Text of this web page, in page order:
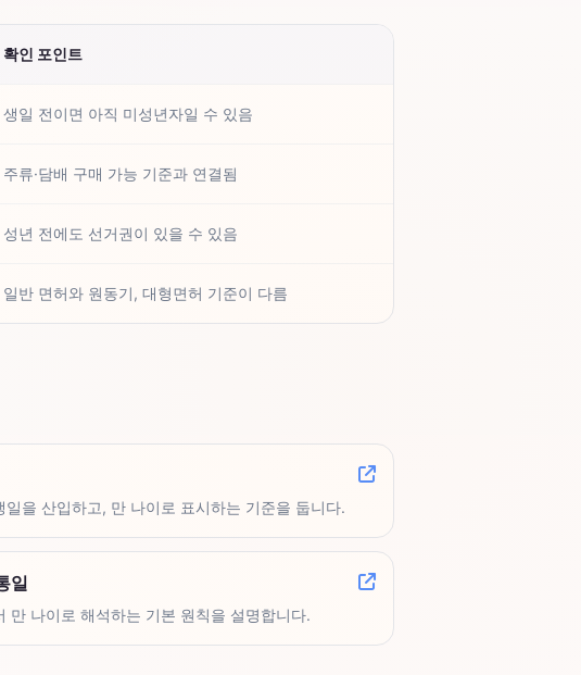
확인 포인트
생일 전이면 아직 미성년자일 수 있음
주류·담배 구매 가능 기준과 연결됨
성년 전에도 선거권이 있을 수 있음
일반 면허와 원동기, 대형면허 기준이 다름
일을 산입하고, 만 나이로 표시하는 기준을 둡니다.
일
만 나이로 해석하는 기본 원칙을 설명합니다.